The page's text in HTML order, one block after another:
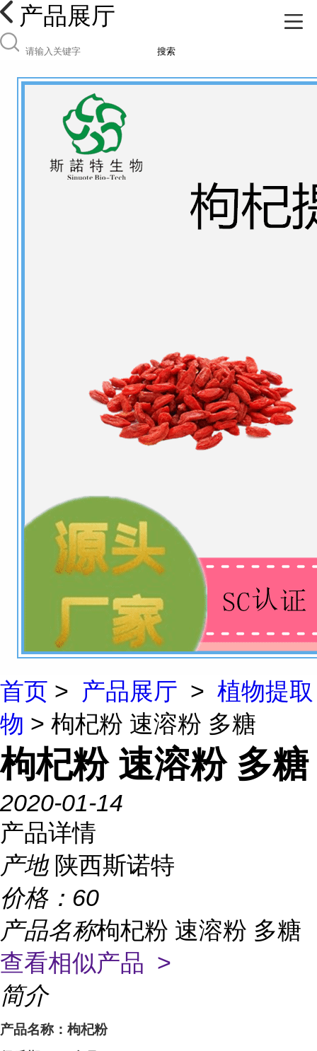
产品展厅
搜索
首页 > 产品展厅 > 植物提取
物 > 枸杞粉 速溶粉 多糖
枸杞粉 速溶粉 多糖
2020-01-14
产品详情
产地 陕西斯诺特
价格： 60
产品名称枸杞粉 速溶粉 多糖
查看相似产品 >
简介
产品名称：枸杞粉